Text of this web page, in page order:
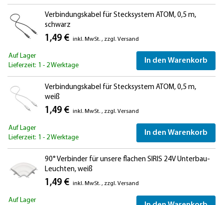
Verbindungskabel für Stecksystem ATOM, 0,5 m,
schwarz
1,49 € inkl. MwSt. , zzgl. Versand
Auf Lager
Lieferzeit: 1 - 2 Werktage
In den Warenkorb
Verbindungskabel für Stecksystem ATOM, 0,5 m,
weiß
1,49 € inkl. MwSt. , zzgl. Versand
Auf Lager
Lieferzeit: 1 - 2 Werktage
In den Warenkorb
90° Verbinder für unsere flachen SIRIS 24V Unterbau-
Leuchten, weiß
1,49 € inkl. MwSt. , zzgl. Versand
Auf Lager